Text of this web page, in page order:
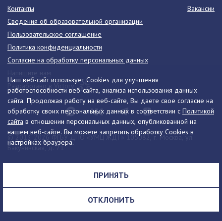
Наш веб-сайт использует Cookies для улучшения
работоспособности веб-сайта, анализа использования данных
сайта. Продолжая работу на веб-сайте, Вы даете свое согласие на
обработку своих персональных данных в соответствии с Политикой
сайта в отношении персональных данных, опубликованной на
нашем веб-сайте. Вы можете запретить обработку Cookies в
настройках браузера.
ПРИНЯТЬ
ОТКЛОНИТЬ
© 2013-2026 ФГБУ ДПО «УМЦ ЖДТ» 105082, г. Москва, ул.
Бакунинская, д. 71
Телефон:8 (495) 739-00-30 info@umczdt.ru
схема проезда
Контакты
Вакансии
Сведения об образовательной организации
Пользовательское соглашение
Политика конфиденциальности
Согласие на обработку персональных данных
Разработано в Victory